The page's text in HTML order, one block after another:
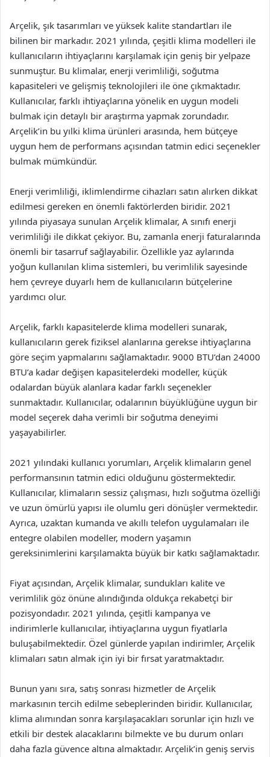
Arçelik, şık tasarımları ve yüksek kalite standartları ile
bilinen bir markadır. 2021 yılında, çeşitli klima modelleri ile
kullanıcıların ihtiyaçlarını karşılamak için geniş bir yelpaze
sunmuştur. Bu klimalar, enerji verimliliği, soğutma
kapasiteleri ve gelişmiş teknolojileri ile öne çıkmaktadır.
Kullanıcılar, farklı ihtiyaçlarına yönelik en uygun modeli
bulmak için detaylı bir araştırma yapmak zorundadır.
Arçelik’in bu yılki klima ürünleri arasında, hem bütçeye
uygun hem de performans açısından tatmin edici seçenekler
bulmak mümkündür.
Enerji verimliliği, iklimlendirme cihazları satın alırken dikkat
edilmesi gereken en önemli faktörlerden biridir. 2021
yılında piyasaya sunulan Arçelik klimalar, A sınıfı enerji
verimliliği ile dikkat çekiyor. Bu, zamanla enerji faturalarında
önemli bir tasarruf sağlayabilir. Özellikle yaz aylarında
yoğun kullanılan klima sistemleri, bu verimlilik sayesinde
hem çevreye duyarlı hem de kullanıcıların bütçelerine
yardımcı olur.
Arçelik, farklı kapasitelerde klima modelleri sunarak,
kullanıcıların gerek fiziksel alanlarına gerekse ihtiyaçlarına
göre seçim yapmalarını sağlamaktadır. 9000 BTU’dan 24000
BTU’a kadar değişen kapasitelerdeki modeller, küçük
odalardan büyük alanlara kadar farklı seçenekler
sunmaktadır. Kullanıcılar, odalarının büyüklüğüne uygun bir
model seçerek daha verimli bir soğutma deneyimi
yaşayabilirler.
2021 yılındaki kullanıcı yorumları, Arçelik klimaların genel
performansının tatmin edici olduğunu göstermektedir.
Kullanıcılar, klimaların sessiz çalışması, hızlı soğutma özelliği
ve uzun ömürlü yapısı ile olumlu geri dönüşler vermektedir.
Ayrıca, uzaktan kumanda ve akıllı telefon uygulamaları ile
entegre olabilen modeller, modern yaşamın
gereksinimlerini karşılamakta büyük bir katkı sağlamaktadır.
Fiyat açısından, Arçelik klimalar, sundukları kalite ve
verimlilik göz önüne alındığında oldukça rekabetçi bir
pozisyondadır. 2021 yılında, çeşitli kampanya ve
indirimlerle kullanıcılar, ihtiyaçlarına uygun fiyatlarla
buluşabilmektedir. Özel günlerde yapılan indirimler, Arçelik
klimaları satın almak için iyi bir fırsat yaratmaktadır.
Bunun yanı sıra, satış sonrası hizmetler de Arçelik
markasının tercih edilme sebeplerinden biridir. Kullanıcılar,
klima alımından sonra karşılaşacakları sorunlar için hızlı ve
etkili bir destek alacaklarını bilmekte ve bu durum onları
daha fazla güvence altına almaktadır. Arçelik’in geniş servis